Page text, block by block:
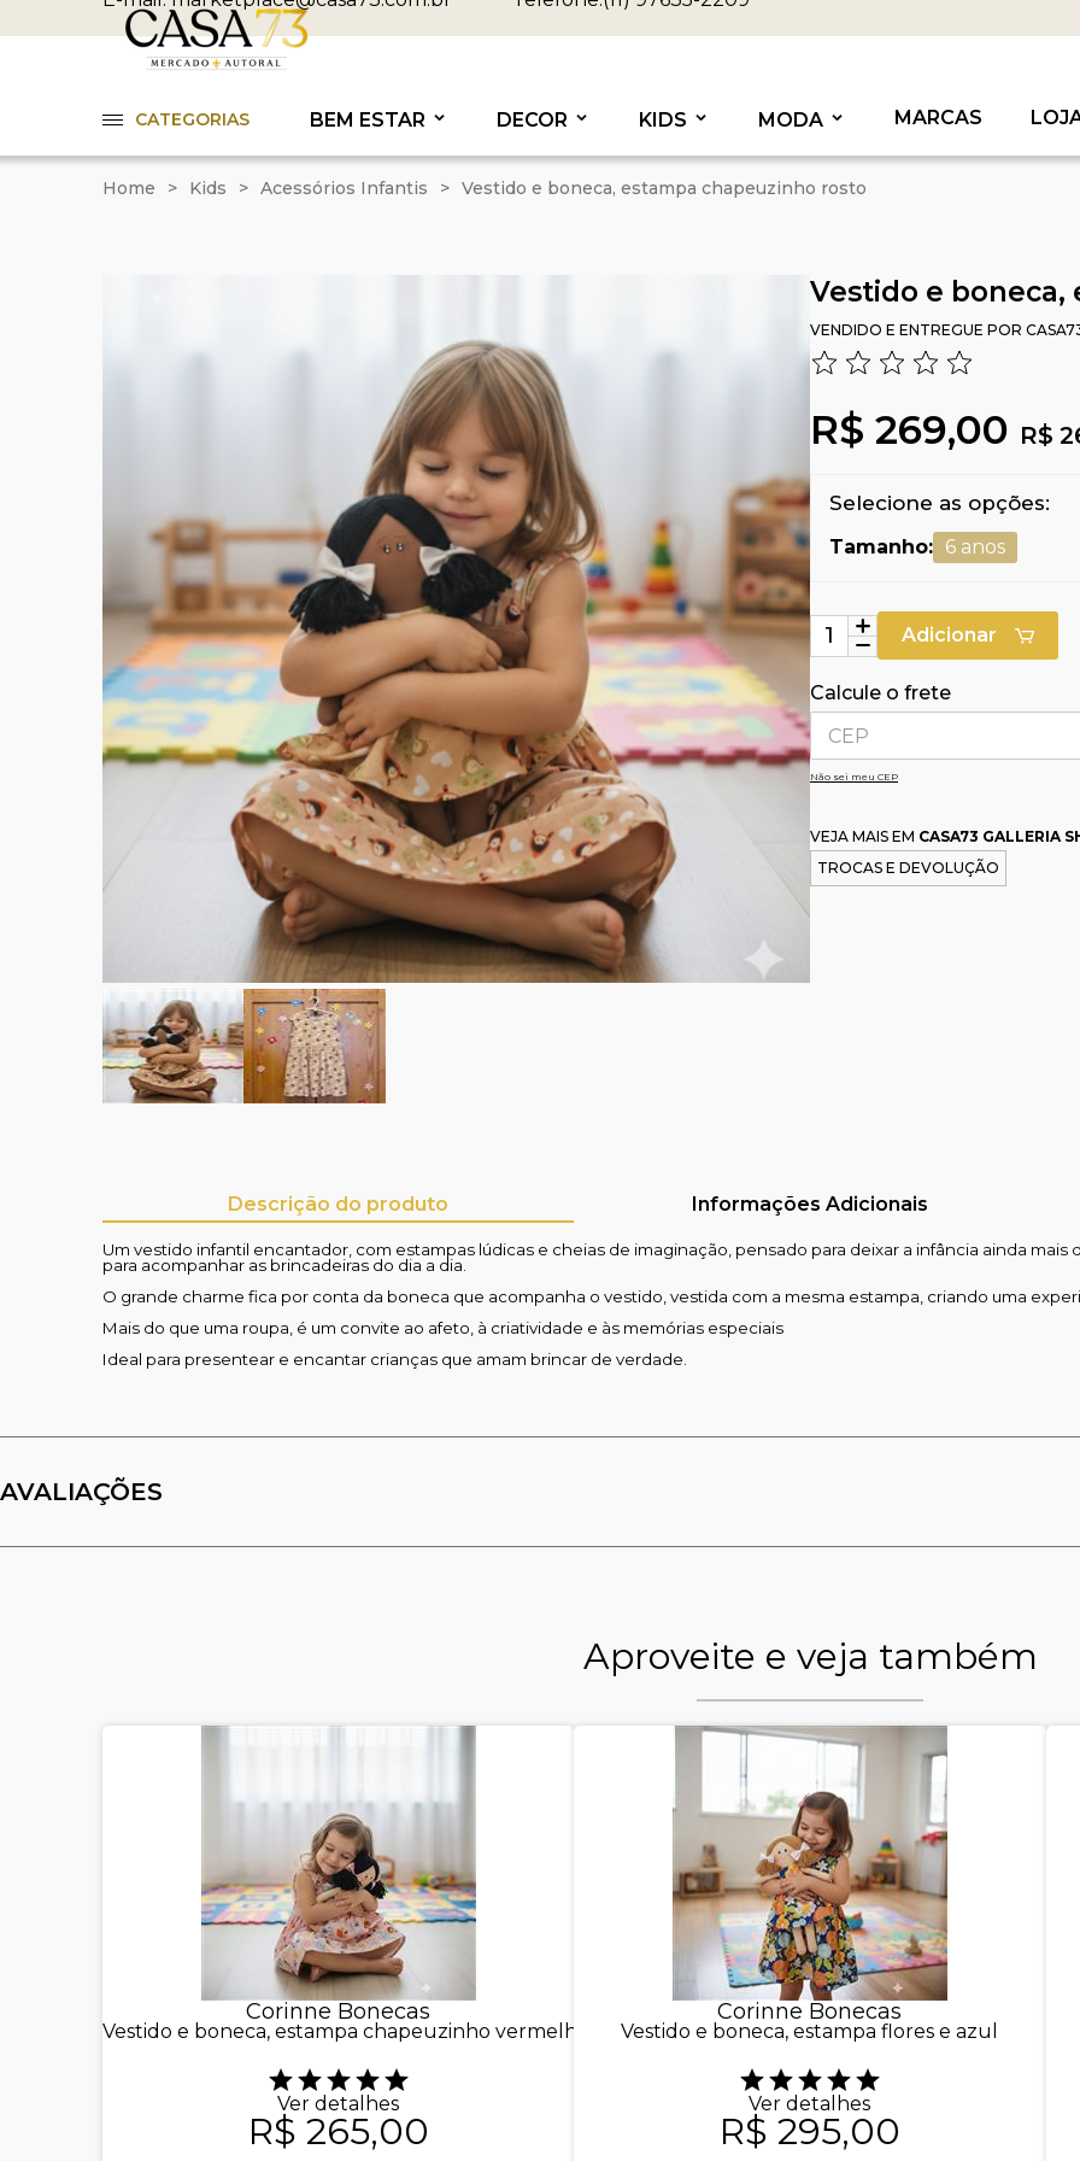
CATEGORIAS BEM ESTAR DECOR KIDS MODA MARCAS
Home > Kids > Acessórios Infantis > Vestido e boneca, estampa chapeuzinho rosto
Vestido e
VENDIDO E ENTREGUE POR
R$ 269,00 R$
Selecione as opções:
Tamanho: 6 anos
Adicionar
Calcule o frete
Não sei meu CEP
VEJA MAIS EM CASA73 GALLERIA
TROCAS E DEVOLUÇÃO
Descrição do produto Informações Adicionais
Um vestido infantil encantador, com estampas lúdicas e cheias de imaginação, pensado para deixar a infância ainda
para acompanhar as brincadeiras do dia a dia.
O grande charme fica por conta da boneca que acompanha o vestido, vestida com a mesma estampa, criando uma
Mais do que uma roupa, é um convite ao afeto, à criatividade e às memórias especiais
Ideal para presentear e encantar crianças que amam brincar de verdade.
AVALIAÇÕES
Aproveite e veja também
Corinne Bonecas
Vestido e boneca, estampa chapeuzinho vermelho e lobo
Ver detalhes
R$ 265,00
Corinne Bonecas
Vestido e boneca, estampa flores e azul
Ver detalhes
R$ 295,00